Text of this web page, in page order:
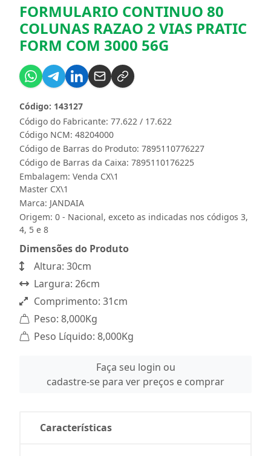
FORMULARIO CONTINUO 80
COLUNAS RAZAO 2 VIAS PRATIC
FORM COM 3000 56G
Código do Fabricante: 77.622 / 17.622
Código: 143127
Código NCM: 48204000
Código de Barras do Produto: 7895110776227
Código de Barras da Caixa: 7895110176225
Embalagem: Venda CX\1
Master CX\1
Marca: JANDAIA
Origem: 0 - Nacional, exceto as indicadas nos códigos 3,
4, 5 e 8
Dimensões do Produto
Altura: 30cm
Largura: 26cm
Comprimento: 31cm
Peso: 8,000Kg
Peso Líquido: 8,000Kg
Faça seu login ou
cadastre-se para ver preços e comprar
Características